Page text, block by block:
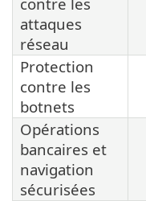
attaques
réseau
Protection
contre les
botnets
Opérations
bancaires et
navigation
sécurisées